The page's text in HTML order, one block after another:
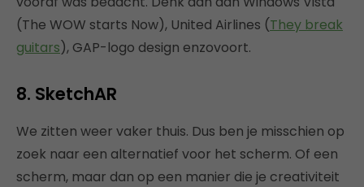
(The WOW starts Now), United Airlines (They break
guitars), GAP-logo design enzovoort.
8. SketchAR
We zitten weer vaker thuis. Dus ben je misschien op
zoek naar een alternatief voor het scherm. Of een
scherm, maar dan op een manier die je creativiteit